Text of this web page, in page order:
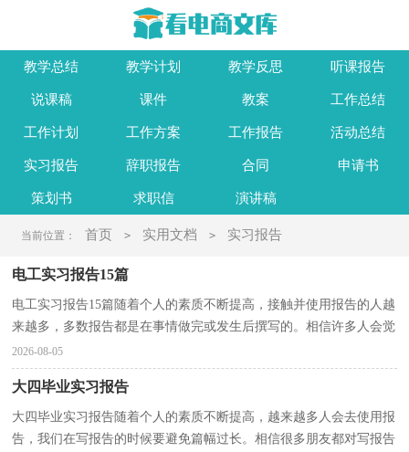
教学总结 教学计划 教学反思 听课报告
说课稿 课件 教案 工作总结
工作计划 工作方案 工作报告 活动总结
实习报告 辞职报告 合同 申请书
策划书 求职信 演讲稿
当前位置： 首页 > 实用文档 > 实习报告
电工实习报告15篇
电工实习报告15篇随着个人的素质不断提高，接触并使用报告的人越
来越多，多数报告都是在事情做完或发生后撰写的。相信许多人会觉
得报告很难写吧，以下是小编精心整理的电工实习报...
2026-08-05
大四毕业实习报告
大四毕业实习报告随着个人的素质不断提高，越来越多人会去使用报
告，我们在写报告的时候要避免篇幅过长。相信很多朋友都对写报告